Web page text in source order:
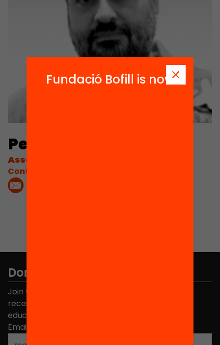
Pere Arcas
Assessor
Contacta'm:
Don't miss anything.
Join the more than 40,000 people who already
receive news about initiatives and projects for
educational change in Catalonia.
Email address
Fundació Bofill is now